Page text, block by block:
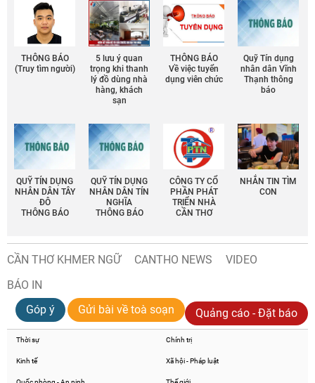
THÔNG BÁO
(Truy tìm người)
5 lưu ý quan
trọng khi thanh
lý đồ dùng nhà
hàng, khách
sạn
THÔNG BÁO
Về việc tuyển
dụng viên chức
Quỹ Tín dụng
nhân dân Vĩnh
Thạnh thông
báo
QUỸ TÍN DỤNG
NHÂN DÂN TÂY
ĐÔ
THÔNG BÁO
QUỸ TÍN DỤNG
NHÂN DÂN TÍN
NGHĨA
THÔNG BÁO
CÔNG TY CỔ
PHẦN PHÁT
TRIỂN NHÀ
CẦN THƠ
NHẮN TIN TÌM
CON
CẦN THƠ KHMER NGỮ CANTHO NEWS
VIDEO
BÁO IN
Góp ý
Gửi bài về toà soạn Quảng cáo - Đặt báo
Thời sự Chính trị
Kinh tế Xã hội - Pháp luật